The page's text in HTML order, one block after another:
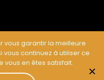
:Cereal Concept
vous garantir la meilleure
vous continuez à utiliser ce
vous en êtes satisfait.